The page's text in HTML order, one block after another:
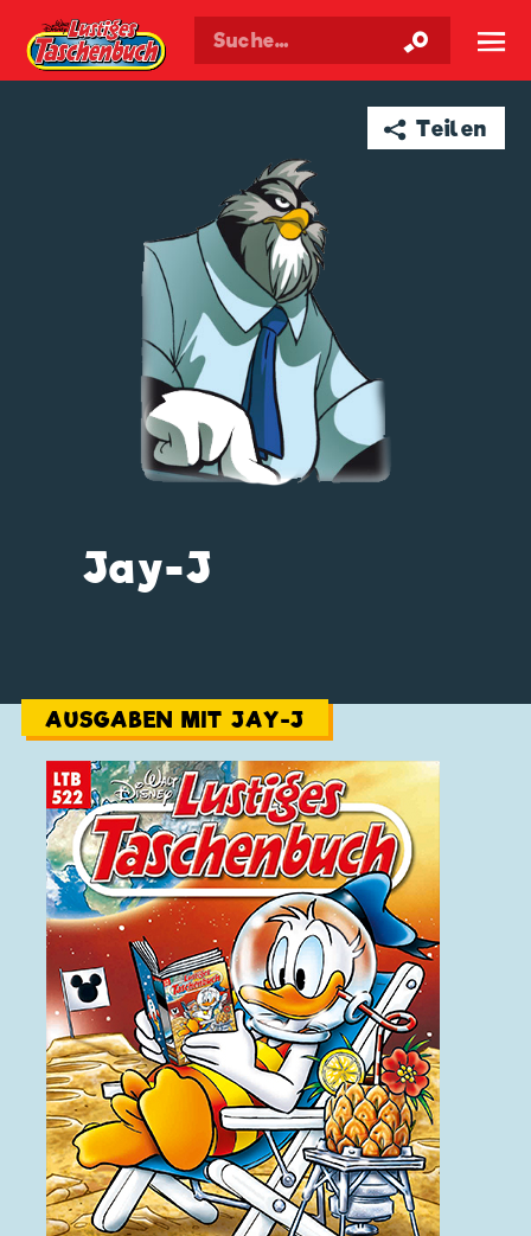
Walt Disneys Taschenbuch ☰
➦ Teilen
Jay-J
AUSGABEN MIT JAY-J